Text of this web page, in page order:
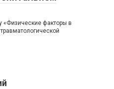
«Физические факторы в